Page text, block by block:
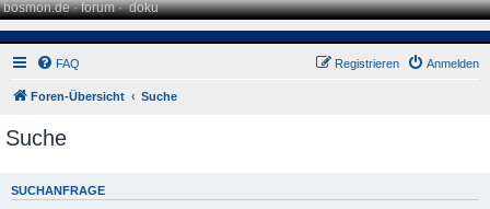
bosmon.de·forum·doku
FAQ Anmelden
Registrieren
Foren-Übersicht Suche
Suche
SUCHANFRAGE